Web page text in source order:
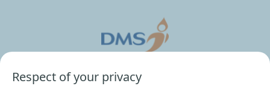
Respect of your privacy